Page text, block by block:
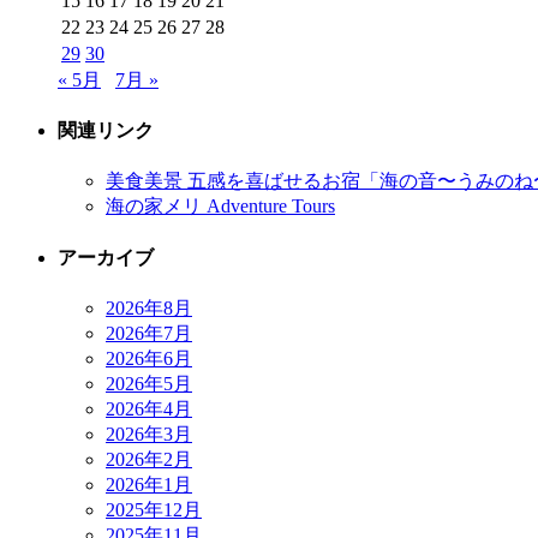
22 23 24 25 26 27 28
29 30
« 5月
7月 »
関連リンク
美食美景 五感を喜ばせるお宿「海の音〜うみのね
海の家メリ Adventure Tours
アーカイブ
2026年8月
2026年7月
2026年6月
2026年5月
2026年4月
2026年3月
2026年2月
2026年1月
2025年12月